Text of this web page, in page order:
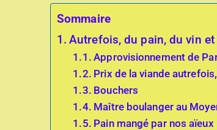
Sommaire
Autrefois, du pain, du vin
Approvisionnement de
Prix de la viande
Bouchers
Maître boulanger au
Pain mangé par nos